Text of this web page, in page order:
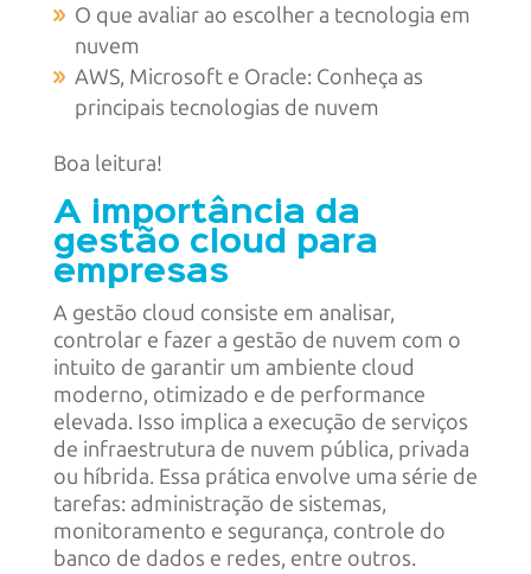
O que avaliar ao escolher a tecnologia em
nuvem
AWS, Microsoft e Oracle: Conheça as
principais tecnologias de nuvem
Boa leitura!
A importância da
gestão cloud para
empresas
A gestão cloud consiste em analisar,
controlar e fazer a gestão de nuvem com o
intuito de garantir um ambiente cloud
moderno, otimizado e de performance
elevada. Isso implica a execução de serviços
de infraestrutura de nuvem pública, privada
ou híbrida. Essa prática envolve uma série de
tarefas: administração de sistemas,
monitoramento e segurança, controle do
banco de dados e redes, entre outros.